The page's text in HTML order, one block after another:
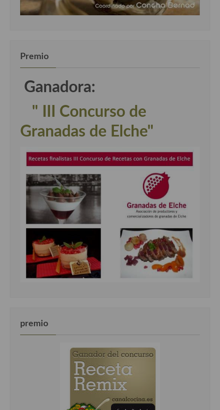
Premio
Ganadora:
" III Concurso de
Granadas de Elche"
premio